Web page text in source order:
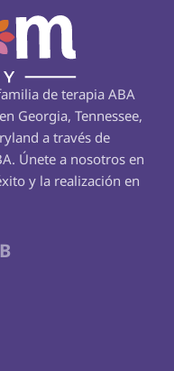
de terapia ABA
Georgia, Tennessee,
a través de
Únete a nosotros en
y la realización en